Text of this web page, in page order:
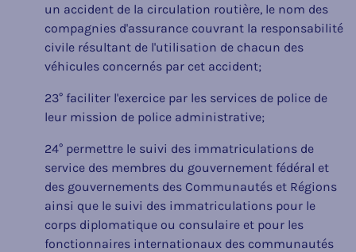
un accident de la circulation routière, le nom des
compagnies d'assurance couvrant la responsabilité
civile résultant de l'utilisation de chacun des
véhicules concernés par cet accident;
23° faciliter l'exercice par les services de police de
leur mission de police administrative;
24° permettre le suivi des immatriculations de
service des membres du gouvernement fédéral et
des gouvernements des Communautés et Régions
ainsi que le suivi des immatriculations pour le
corps diplomatique ou consulaire et pour les
fonctionnaires internationaux des communautés